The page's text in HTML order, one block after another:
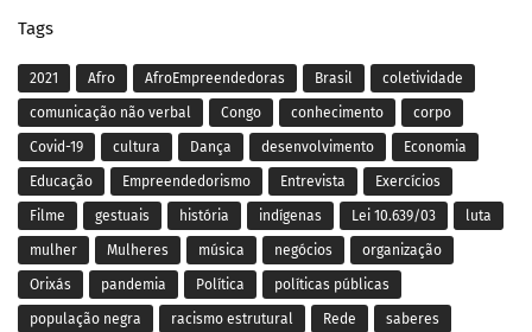
Tags
2021 Afro AfroEmpreendedoras Brasil coletividade
comunicação não verbal Congo conhecimento corpo
Covid-19 cultura Dança desenvolvimento Economia
Educação Empreendedorismo Entrevista Exercícios
Filme gestuais história indígenas Lei 10.639/03 luta
mulher Mulheres música negócios organização
Orixás pandemia Política políticas públicas
população negra racismo estrutural Rede saberes